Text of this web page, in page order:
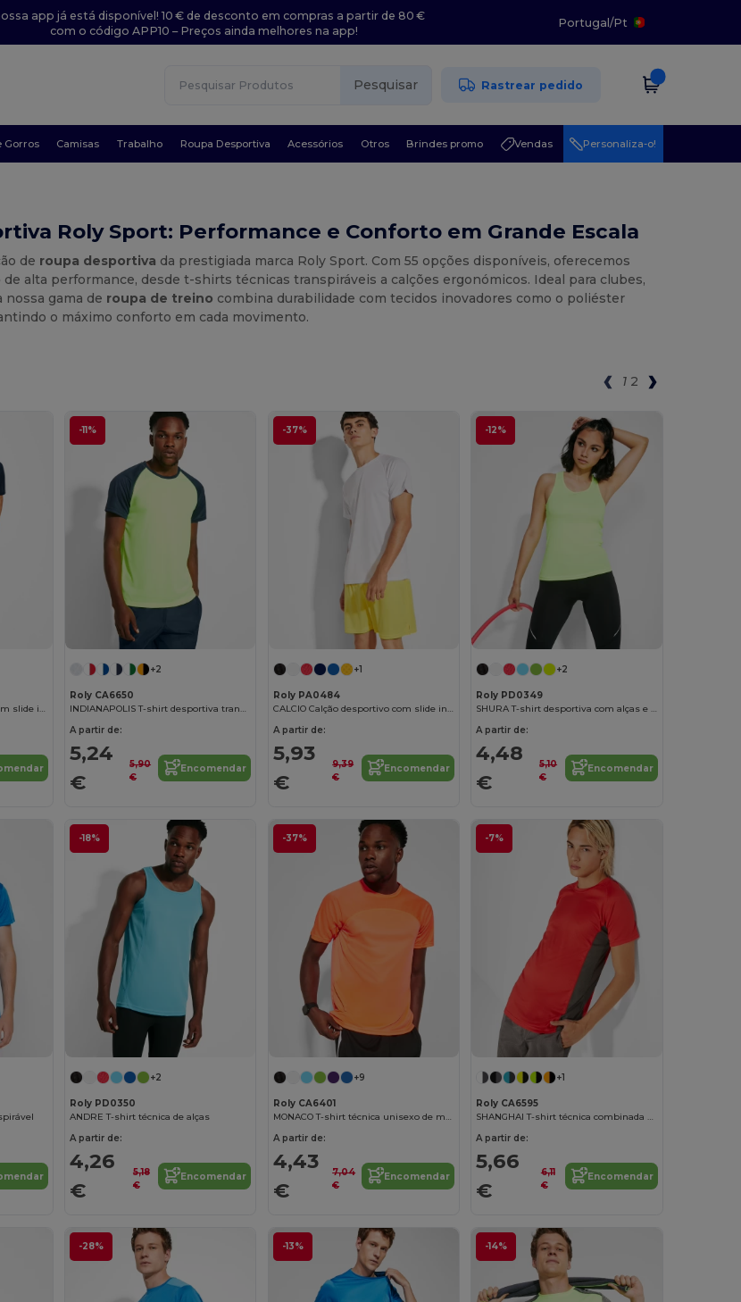
app já está disponível! 10 € de desconto em compras a partir de 80 €
com o código APP10 – Preços ainda melhores na app!
Portugal/Pt
Pesquisar Rastrear pedido
Gorros Camisas Trabalho Roupa Desportiva Acessórios Otros Brindes promo Vendas Personaliza-o!
Roly Sport: Performance e Conforto em Grande Escala
de roupa desportiva da prestigiada marca Roly Sport. Com 55 opções disponíveis, oferecemos
de alta performance, desde t-shirts técnicas transpiráveis a calções ergonómicos. Ideal para clubes,
nossa gama de roupa de treino combina durabilidade com tecidos inovadores como o poliéster
o máximo conforto em cada movimento.
1 2
PLAYER Calção desportivo sem slide interior
-11%
+2
Roly CA6650
INDIANAPOLIS T-shirt desportiva transpirável com manga reglan
A partir de:
5,24
€
5,90
€
Encomendar
-37%
+1
Roly PA0484
CALCIO Calção desportivo com slide interior e cintura elástica com cordão
A partir de:
5,93
€
9,39
€
Encomendar
-12%
+2
Roly PD0349
SHURA T-shirt desportiva com alças e decote debruado
A partir de:
4,48
€
5,10
€
Encomendar
-18%
+2
Roly PD0350
ANDRE T-shirt técnica de alças
A partir de:
4,26
€
5,18
€
Encomendar
-37%
+9
Roly CA6401
MONACO T-shirt técnica unisexo de manga curta
A partir de:
4,43
€
7,04
€
Encomendar
-7%
+1
Roly CA6595
SHANGHAI T-shirt técnica combinada com dois tecidos em poliéster
A partir de:
5,66
€
6,11
€
Encomendar
-28% -13% -14%